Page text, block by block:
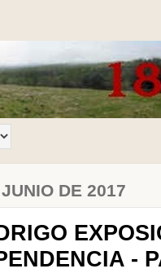
DE 2017
-